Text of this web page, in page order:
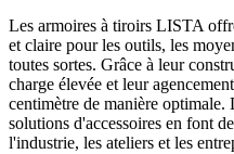
Les armoires à tiroirs LISTA
et claire pour les outils, les
toutes sortes. Grâce à leur
charge élevée et leur
centimètre de manière optimale.
solutions d'accessoires en font
l'industrie, les ateliers et les